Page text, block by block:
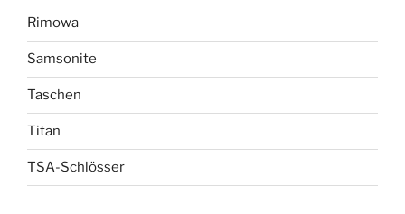
Rimowa
Samsonite
Taschen
Titan
TSA-Schlösser